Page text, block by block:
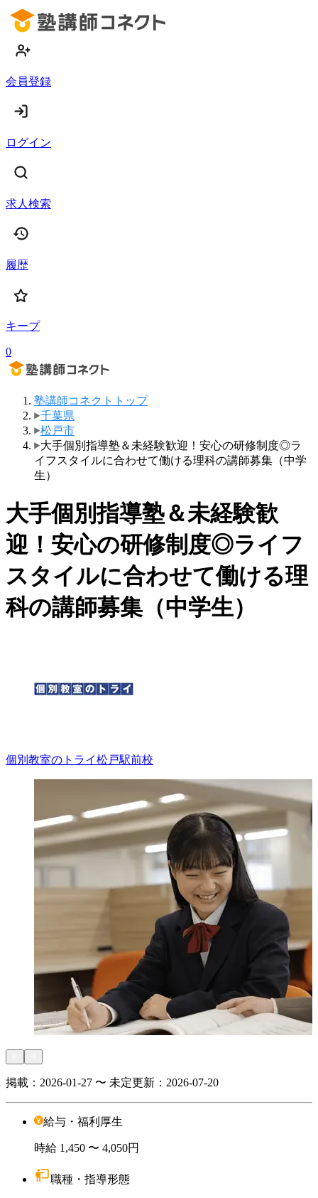
会員登録
ログイン
求人検索
履歴
キープ
0
塾講師コネクトトップ
千葉県
松戸市
大手個別指導塾＆未経験歓迎！安心の研修制度◎ラ
イフスタイルに合わせて働ける理科の講師募集（中学
生）
大手個別指導塾＆未経験歓
迎！安心の研修制度◎ライフ
スタイルに合わせて働ける理
科の講師募集（中学生）
個別教室のトライ松戸駅前校
掲載： 2026-01-27 〜 未定更新： 2026-07-20
給与・福利厚生
時給 1,450 〜 4,050円
職種・指導形態